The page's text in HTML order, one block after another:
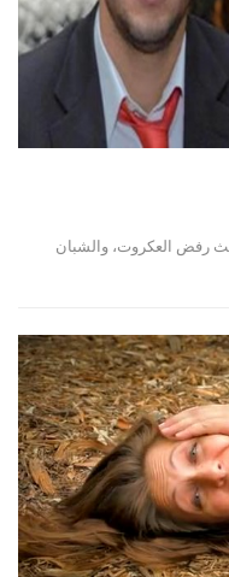
رفض العكروت، والشبان